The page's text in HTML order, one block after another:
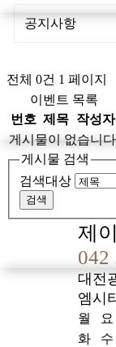
전체 0건 1 페이지
이벤트 목록
번호 제목 작성자
게시물이 없습니
게시물 검색
검색대상
검색
제
042
대전
엠시
월 요
화 수